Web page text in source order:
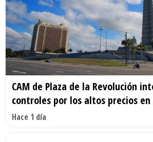
CAM de Plaza de la Revolución
controles por los altos precios
Hace 1 día